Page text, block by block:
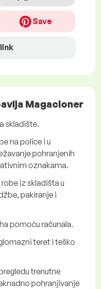
Save
Magacioner
skladište.
na police i u
pohranjenih
oznakama.
iz skladišta u
pakiranje i
pomoću računala.
teret i teško
trenutne
pohranjivanje